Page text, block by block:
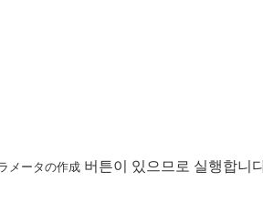
メータの作成 버튼이 있으므로 실행합니